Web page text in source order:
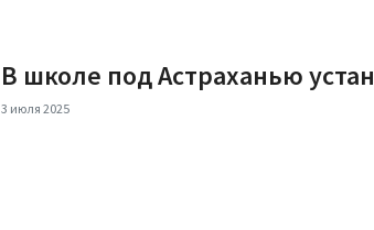
В школе под Астраханью
3 июля 2025